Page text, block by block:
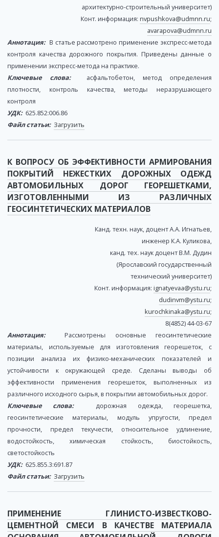
архитектурно-строительный университет)
Конт. информация: nvpushkova@udmnn.ru;
avarapova@udmnn.ru
Аннотация:В статье рассмотрено применение экспресс-метода
контроля качества дорожного покрытия. Приведены данные о
применении экспресс-метода на практике.
Ключевые слова:асфальтобетон, метод определения
плотности, контроль качества, методы неразрушающего
контроля
УДК:625.852:006.86
Файл статьи: Загрузить
К ВОПРОСУ ОБ ЭФФЕКТИВНОСТИ АРМИРОВАНИЯ
ПОКРЫТИЙ НЕЖЕСТКИХ ДОРОЖНЫХ ОДЕЖД
АВТОМОБИЛЬНЫХ ДОРОГ ГЕОРЕШЕТКАМИ,
ИЗГОТОВЛЕННЫМИ ИЗ РАЗЛИЧНЫХ
ГЕОСИНТЕТИЧЕСКИХ МАТЕРИАЛОВ
Канд. техн. наук, доцент А.А. Игнатьев,
инженер К.А. Куликова,
канд. тех. наук доцент В.М. Дудин
(Ярославский государственный
технический университет)
Конт. информация: ignatyevaa@ystu.ru;
dudinvm@ystu.ru;
kurochkinaka@ystu.ru;
8(4852) 44-03-67
Аннотация:Рассмотрены основные геосинтетические
материалы, используемые для изготовления георешеток, с
позиции анализа их физико-механических показателей и
устойчивости к окружающей среде. Сделаны выводы об
эффективности применения георешеток, выполненных из
различного исходного сырья, в покрытии автомобильных дорог.
Ключевые слова:дорожная одежда, георешетка,
геосинтетические материалы, модуль упругости, предел
прочности, предел текучести, относительное удлинение,
водостойкость, химическая стойкость, биостойкость,
светостойкость
УДК:625.855.3:691.87
Файл статьи: Загрузить
ПРИМЕНЕНИЕ ГЛИНИСТО-ИЗВЕСТКОВО-
ЦЕМЕНТНОЙ СМЕСИ В КАЧЕСТВЕ МАТЕРИАЛА